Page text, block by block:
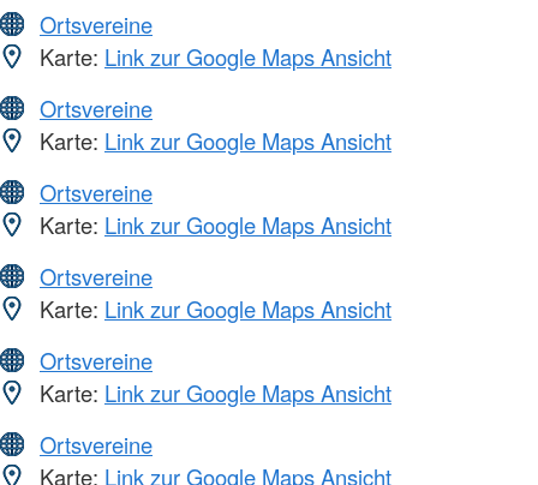
Ortsvereine
Karte: Link zur Google Maps Ansicht
Ortsvereine
Karte: Link zur Google Maps Ansicht
Ortsvereine
Karte: Link zur Google Maps Ansicht
Ortsvereine
Karte: Link zur Google Maps Ansicht
Ortsvereine
Karte: Link zur Google Maps Ansicht
Ortsvereine
Karte: Link zur Google Maps Ansicht